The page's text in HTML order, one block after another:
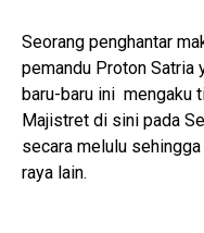
Seorang penghantar
pemandu Proton Satria
baru-baru ini mengaku
Majistret di sini pada
secara melulu
raya lain.